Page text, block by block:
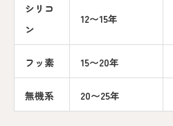
シリコ
ン
12〜15年
フッ素 15〜20年
無機系 20〜25年